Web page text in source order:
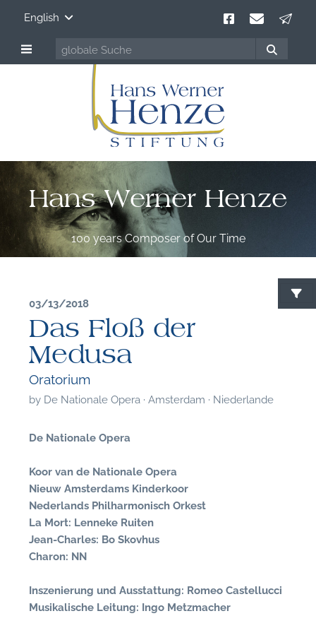
English
Hans Werner Henze
100 years Composer of Our Time
03/13/2018
Das Floß der
Medusa
Oratorium
by De Nationale Opera · Amsterdam · Niederlande
De Nationale Opera
Koor van de Nationale Opera
Nieuw Amsterdams Kinderkoor
Nederlands Philharmonisch Orkest
La Mort: Lenneke Ruiten
Jean-Charles: Bo Skovhus
Charon: NN
Inszenierung und Ausstattung: Romeo Castellucci
Musikalische Leitung: Ingo Metzmacher